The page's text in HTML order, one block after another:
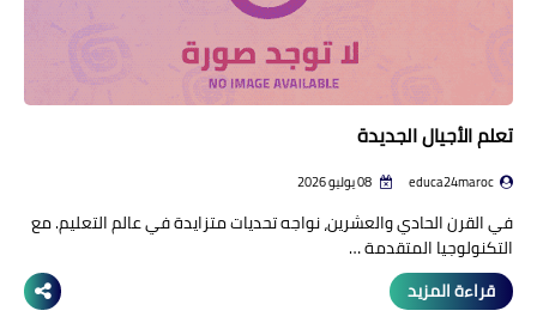
تعلم الأجيال الجديدة
educa24maroc
في القرن الحادي والعشرين، نواجه تحديات متزايدة في عالم التعليم. مع
التكنولوجيا المتقدمة …
قراءة المزيد